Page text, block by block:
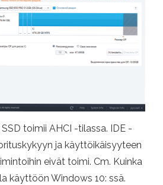
toimii AHCI -tilassa. IDE -
ja käyttöikäisyyteen
eivät toimi. Cm. Kuinka
käyttöön Windows 10: ssä.